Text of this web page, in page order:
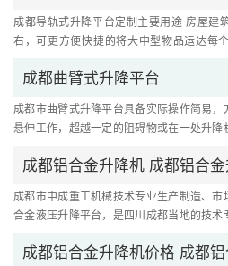
成都导轨式升降平台定制主要用途 房屋建
右，可更方便快捷的将大中型物品运达每
成都曲臂式升降平台
成都市曲臂式升降平台具备实际操作简易
悬伸工作，超越一定的阻碍物或在一处升
成都铝合金升降机 成都铝合
成都市中成重工机械技术专业生产制造、
合金液压升降平台，是四川成都当地的技
成都铝合金升降机价格 成都